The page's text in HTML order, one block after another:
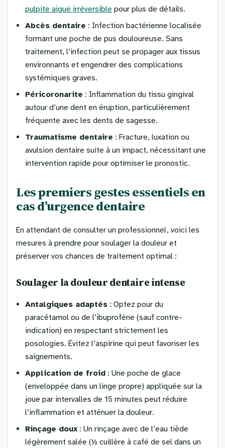
pulpite aiguë irréversible pour plus de détails.
Abcès dentaire : Infection bactérienne localisée
formant une poche de pus douloureuse. Sans
traitement, l’infection peut se propager aux tissus
environnants et engendrer des complications
systémiques graves.
Péricoronarite : Inflammation du tissu gingival
autour d’une dent en éruption, particulièrement
fréquente avec les dents de sagesse.
Traumatisme dentaire : Fracture, luxation ou
avulsion dentaire suite à un impact, nécessitant une
intervention rapide pour optimiser le pronostic.
Les premiers gestes essentiels en
cas d’urgence dentaire
En attendant de consulter un professionnel, voici les
mesures à prendre pour soulager la douleur et
préserver vos chances de traitement optimal :
Soulager la douleur dentaire intense
Antalgiques adaptés : Optez pour du
paracétamol ou de l’ibuprofène (sauf contre-
indication) en respectant strictement les
posologies. Évitez l’aspirine qui peut favoriser les
saignements.
Application de froid : Une poche de glace
(enveloppée dans un linge propre) appliquée sur la
joue par intervalles de 15 minutes peut réduire
l’inflammation et atténuer la douleur.
Rinçage doux : Un rinçage avec de l’eau tiède
légèrement salée (½ cuillère à café de sel dans un